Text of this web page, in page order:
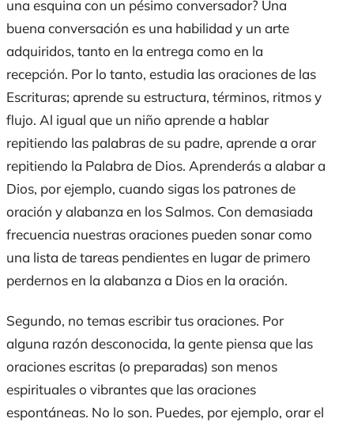
una esquina con un pésimo conversador? Una
buena conversación es una habilidad y un arte
adquiridos, tanto en la entrega como en la
recepción. Por lo tanto, estudia las oraciones de las
Escrituras; aprende su estructura, términos, ritmos y
flujo. Al igual que un niño aprende a hablar
repitiendo las palabras de su padre, aprende a orar
repitiendo la Palabra de Dios. Aprenderás a alabar a
Dios, por ejemplo, cuando sigas los patrones de
oración y alabanza en los Salmos. Con demasiada
frecuencia nuestras oraciones pueden sonar como
una lista de tareas pendientes en lugar de primero
perdernos en la alabanza a Dios en la oración.
Segundo, no temas escribir tus oraciones. Por
alguna razón desconocida, la gente piensa que las
oraciones escritas (o preparadas) son menos
espirituales o vibrantes que las oraciones
espontáneas. No lo son. Puedes, por ejemplo, orar el